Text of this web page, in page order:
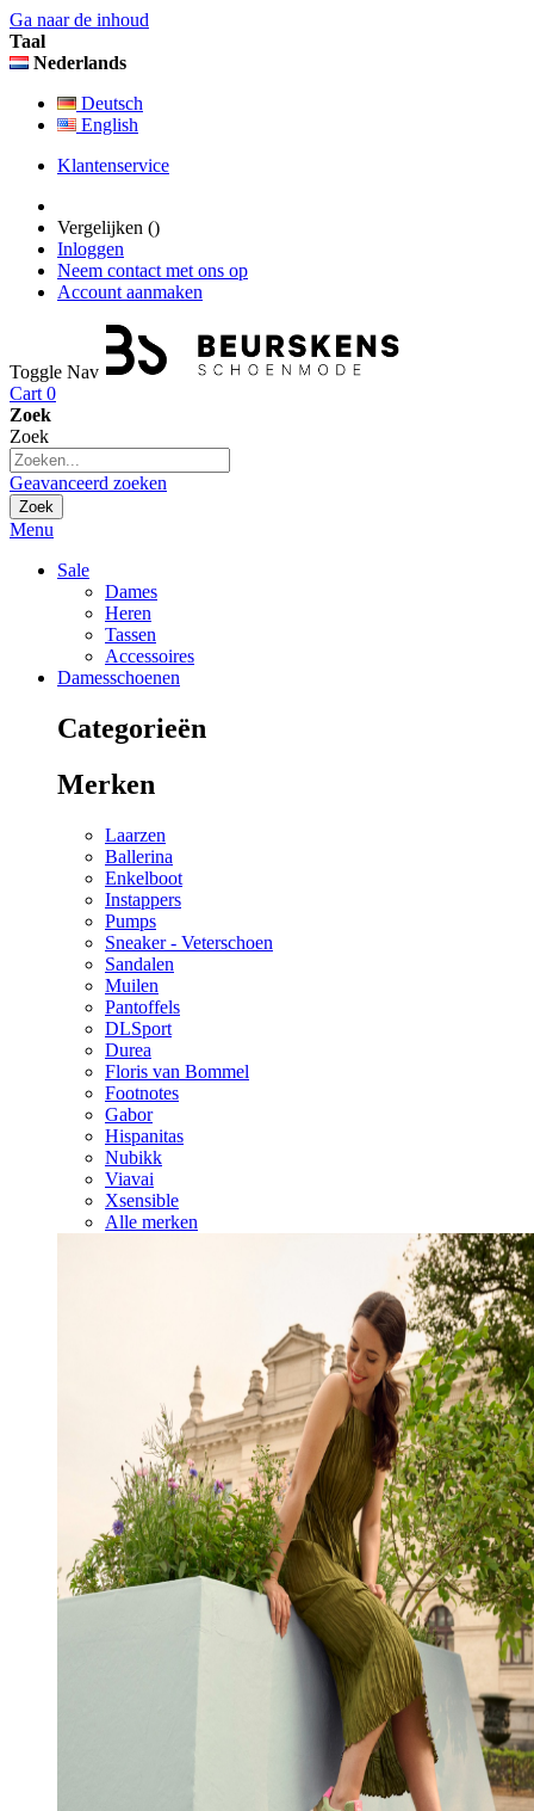
Ga naar de inhoud
Taal
Nederlands
Deutsch
English
Klantenservice
Vergelijken ()
Inloggen
Neem contact met ons op
Account aanmaken
Toggle Nav
Cart 0
Zoek
Zoek
Geavanceerd zoeken
Zoek
Menu
Sale
Dames
Heren
Tassen
Accessoires
Damesschoenen
Categorieën
Merken
Laarzen
Ballerina
Enkelboot
Instappers
Pumps
Sneaker - Veterschoen
Sandalen
Muilen
Pantoffels
DLSport
Durea
Floris van Bommel
Footnotes
Gabor
Hispanitas
Nubikk
Viavai
Xsensible
Alle merken